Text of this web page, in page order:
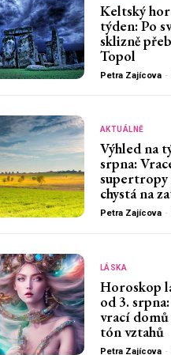
Keltský
týden: Po
sklizně
Topol
Petra Zajícova -
AKTUÁLNĚ
Výhled na
srpna:
supertropy
chystá na
Petra Zajícova -
LÁSKA
Horoskop
od 3.
vrací domů
tón vztahů
Petra Zajícova -